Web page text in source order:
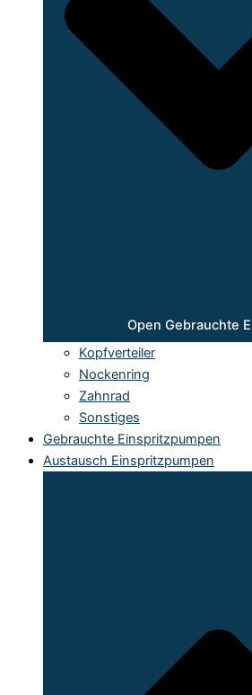
Open Gebrauchte
Kopfverteiler
Nockenring
Zahnrad
Sonstiges
Gebrauchte Einspritzpumpen
Austausch Einspritzpumpen